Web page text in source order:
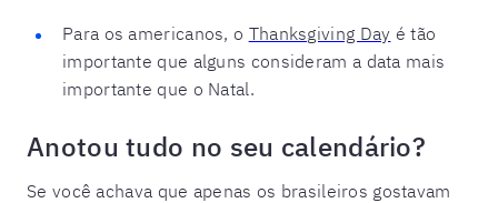
Para os americanos, o Thanksgiving Day é tão
importante que alguns consideram a data mais
importante que o Natal.
Anotou tudo no seu calendário?
Se você achava que apenas os brasileiros gostavam